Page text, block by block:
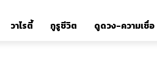
วาไรตี้ กูรูชีวิต ดูดวง-ความเชื่อ